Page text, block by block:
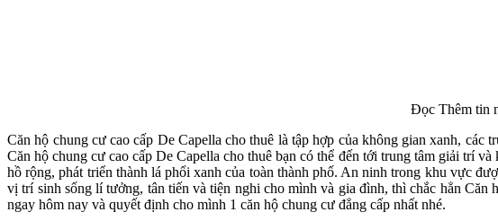
Đọc Thêm tin
Căn hộ chung cư cao cấp De Capella cho thuê là tập hợp của không gian xanh,
Căn hộ chung cư cao cấp De Capella cho thuê bạn có thể đến tới trung tâm giải trí
hồ rộng, phát triển thành lá phổi xanh của toàn thành phố. An ninh trong khu vực
vị trí sinh sống lí tưởng, tân tiến và tiện nghi cho mình và gia đình, thì chắc hẳn
ngay hôm nay và quyết định cho mình 1 căn hộ chung cư đẳng cấp nhất nhé.